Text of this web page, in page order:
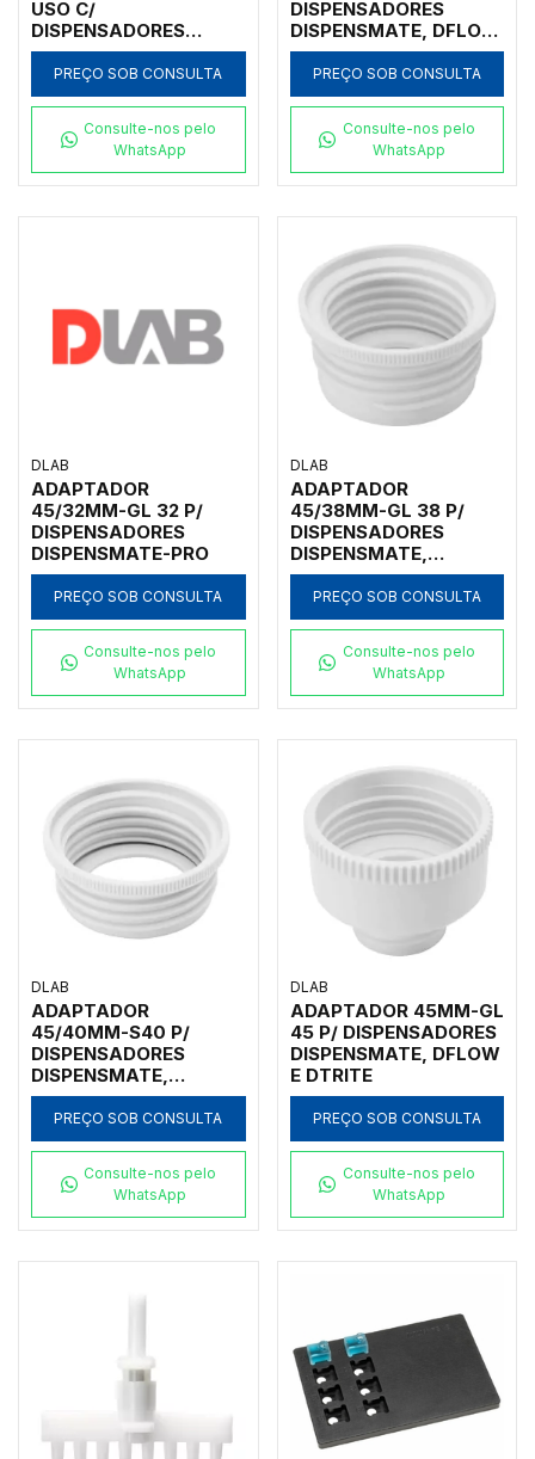
USO C/
DISPENSADORES
DISPENSMATE
PREÇO SOB CONSULTA
Consulte-nos pelo
WhatsApp
DISPENSADORES
DISPENSMATE, DFLOW
E DTRITE
PREÇO SOB CONSULTA
Consulte-nos pelo
WhatsApp
DLAB
ADAPTADOR
45/32MM-GL 32 P/
DISPENSADORES
DISPENSMATE-PRO
PREÇO SOB CONSULTA
Consulte-nos pelo
WhatsApp
DLAB
ADAPTADOR
45/38MM-GL 38 P/
DISPENSADORES
DISPENSMATE,
DISPENSMATE-PRO,
DFLOW E DTRITE
PREÇO SOB CONSULTA
Consulte-nos pelo
WhatsApp
DLAB
ADAPTADOR
45/40MM-S40 P/
DISPENSADORES
DISPENSMATE,
DISPENSMATE-PRO
PREÇO SOB CONSULTA
Consulte-nos pelo
WhatsApp
DLAB
ADAPTADOR 45MM-GL
45 P/ DISPENSADORES
DISPENSMATE, DFLOW
E DTRITE
PREÇO SOB CONSULTA
Consulte-nos pelo
WhatsApp